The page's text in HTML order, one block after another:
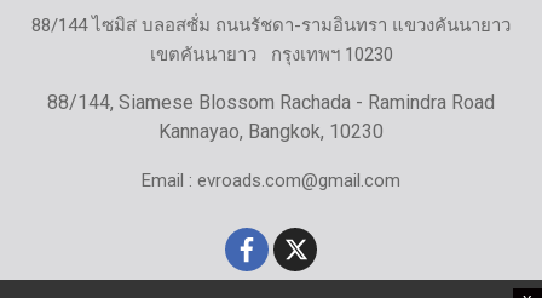
88/144 ไซมิส บลอสซั่ม ถนนรัชดา-รามอินทรา แขวงคันนายาว
เขตคันนายาว กรุงเทพฯ 10230
88/144, Siamese Blossom Rachada - Ramindra Road
Kannayao, Bangkok, 10230
Email : evroads.com@gmail.com